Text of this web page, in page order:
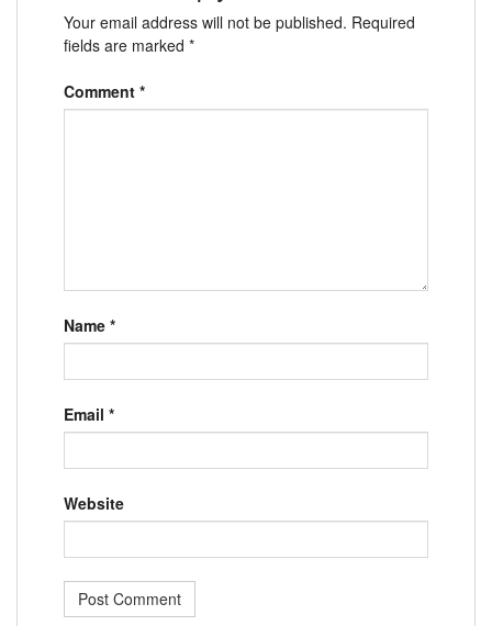
Your email address will not be published. Required
fields are marked *
Comment *
Name *
Email *
Website